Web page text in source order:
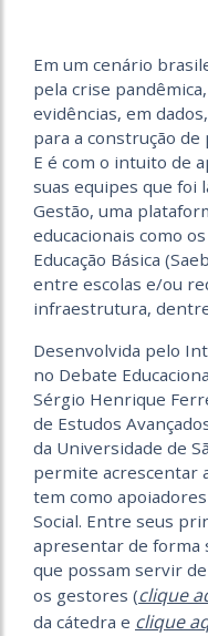
Em um cenário
pela crise
evidências, em
para a construção de
E é com o intuito de
suas equipes que foi
Gestão, uma
educacionais como
Educação Básica
entre escolas e/ou
infraestrutura,
Desenvolvida pelo
no Debate
Sérgio Henrique
de Estudos
da Universidade de
permite acrescentar
tem como
Social. Entre seus
apresentar de forma
que possam servir
os gestores (clique
da cátedra e clique